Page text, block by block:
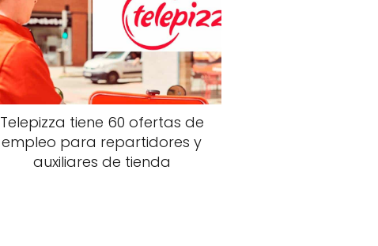
Telepizza tiene 60 ofertas de
empleo para repartidores y
auxiliares de tienda